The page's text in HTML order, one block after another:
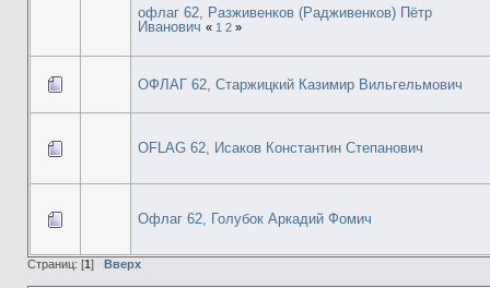
офлаг 62, Разживенков (Радживенков) Пётр
Иванович « 1 2»
ОФЛАГ 62, Старжицкий Казимир Вильгельмович
OFLAG 62, Исаков Константин Степанович
Офлаг 62, Голубок Аркадий Фомич
Страниц: [1 ] Вверх